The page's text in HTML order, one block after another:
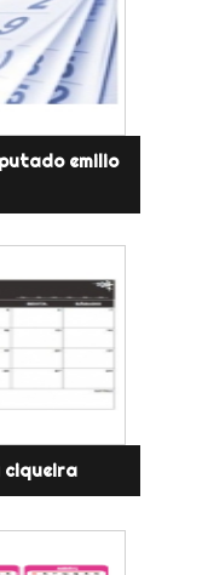
emilio
ciqueira